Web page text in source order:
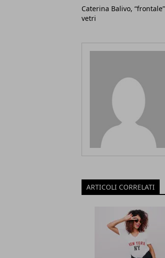
Caterina Balivo,
vetri
ARTICOLI CORRELATI